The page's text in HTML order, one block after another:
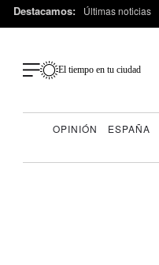
Destacamos: Últimas noticias
El tiempo en tu ciudad
OPINIÓN ESPAÑA